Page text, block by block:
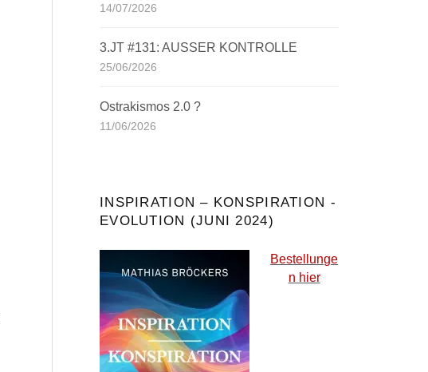
14/07/2026
3.JT #131: AUSSER KONTROLLE
25/06/2026
Ostrakismos 2.0 ?
11/06/2026
INSPIRATION – KONSPIRATION -
EVOLUTION (JUNI 2024)
Bestellunge
n hier